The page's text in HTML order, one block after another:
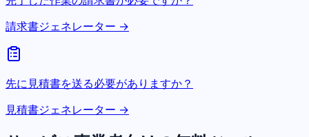
請求書ジェネレーター →
先に見積書を送る必要がありますか？
見積書ジェネレーター →